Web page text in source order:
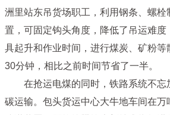
洲里站东吊货场职工，利用钢条、螺栓
置，可固定钩头角度，降低了吊运难度
具起升和作业时间，进行煤炭、矿粉等
30分钟，相比之前时间节省了一半。
在抢运电煤的同时，铁路系统不
碳运输。包头货运中心大牛地车间在万